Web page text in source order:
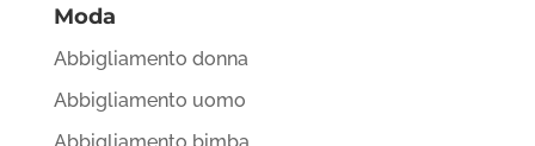
Moda
Abbigliamento donna
Abbigliamento uomo